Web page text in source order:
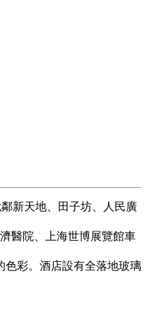
新天地、田子坊、人民廣
醫院、上海世博展覽館車
彩。酒店設有全落地玻璃